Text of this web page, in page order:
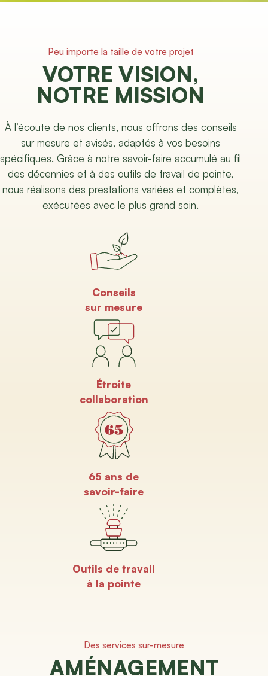
Peu importe la taille de votre projet
VOTRE VISION,
NOTRE MISSION
À l’écoute de nos clients, nous offrons des conseils
sur mesure et avisés, adaptés à vos besoins
spécifiques. Grâce à notre savoir-faire accumulé au fil
des décennies et à des outils de travail de pointe,
nous réalisons des prestations variées et complètes,
exécutées avec le plus grand soin.
Conseils
sur mesure
Étroite
collaboration
65 ans de
savoir-faire
Outils de travail
à la pointe
Des services sur-mesure
AMÉNAGEMENT